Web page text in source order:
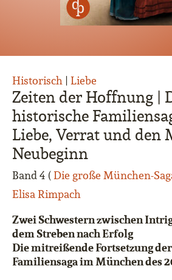
Zeiten der Hoffnung |
historische
Liebe, Verrat und den
Neubeginn
Band 4 (Die große München-
Elisa Rimpach
Historisch | Liebe
Zwei Schwestern zwischen
dem Streben nach Erfolg
Die mitreißende Fortsetzung
Familiensaga im München des